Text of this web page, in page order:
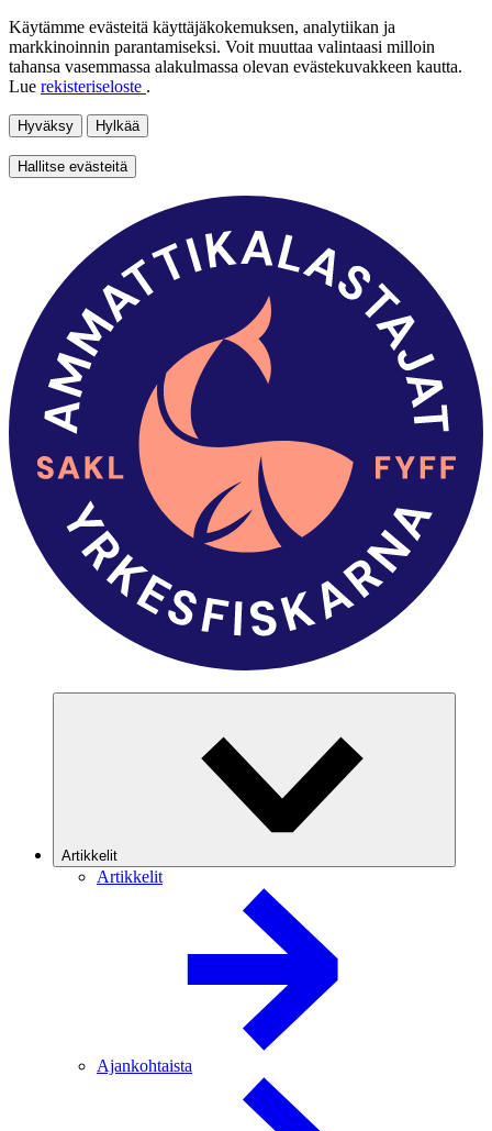
Käytämme evästeitä käyttäjäkokemuksen, analytiikan ja
markkinoinnin parantamiseksi. Voit muuttaa valintaasi milloin
tahansa vasemmassa alakulmassa olevan evästekuvakkeen kautta.
Lue rekisteriseloste .
Hyväksy Hylkää
Hallitse evästeitä
Artikkelit
Artikkelit
Ajankohtaista